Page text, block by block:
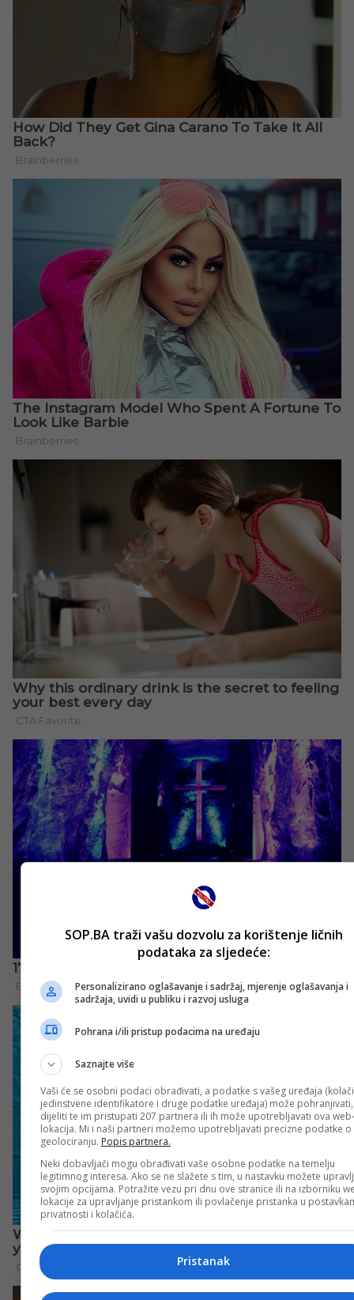
SOP.BA traži vašu dozvolu za korištenje ličnih
podataka za sljedeće:
Personalizirano oglašavanje i sadržaj, mjerenje oglašavanja i
sadržaja, uvidi u publiku i razvoj usluga
Pohrana i/ili pristup podacima na uređaju
Saznajte više
Vaši će se osobni podaci obrađivati, a podatke s vašeg uređaja
jedinstvene identifikatore i druge podatke uređaja) može pohranjivati,
dijeliti te im pristupati 207 partnera ili ih može upotrebljavati ova web-
lokacija. Mi i naši partneri možemo upotrebljavati precizne podatke o
geolociranju. Popis partnera.
Neki dobavljači mogu obrađivati vaše osobne podatke na temelju
legitimnog interesa. Ako se ne slažete s tim, u nastavku možete
svojim opcijama. Potražite vezu pri dnu ove stranice ili na izborniku
lokacije za upravljanje pristankom ili povlačenje pristanka u
privatnosti i kolačića.
Pristanak